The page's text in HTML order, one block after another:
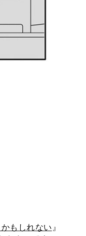
もしれない 』